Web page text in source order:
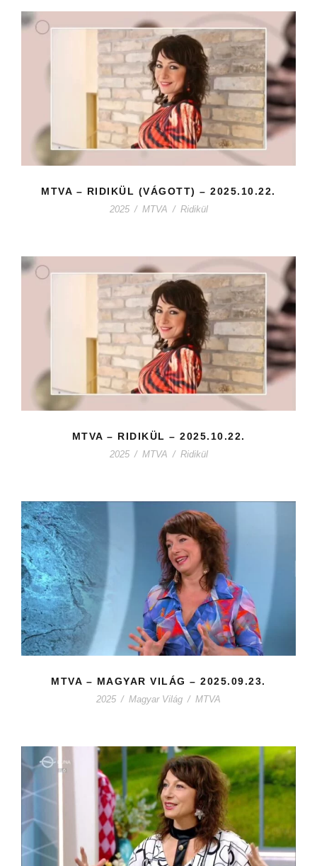
MTVA – RIDIKÜL (VÁGOTT) – 2025.10.22.
2025 / MTVA / Ridikül
MTVA – RIDIKÜL – 2025.10.22.
2025 / MTVA / Ridikül
MTVA – MAGYAR VILÁG – 2025.09.23.
2025 / Magyar Világ / MTVA